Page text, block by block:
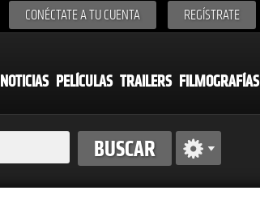
CONÉCTATE A TU CUENTA REGÍSTRATE
NOTICIAS PELÍCULAS TRAILERS FILMOGRAFÍAS